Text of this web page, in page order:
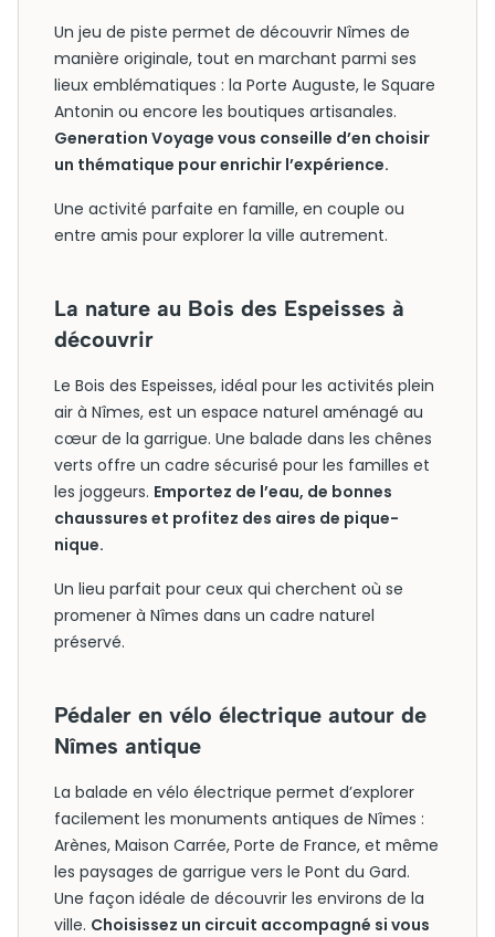
Un jeu de piste permet de découvrir Nîmes de
manière originale, tout en marchant parmi ses
lieux emblématiques : la Porte Auguste, le Square
Antonin ou encore les boutiques artisanales.
Generation Voyage vous conseille d’en choisir
un thématique pour enrichir l’expérience.
Une activité parfaite en famille, en couple ou
entre amis pour explorer la ville autrement.
La nature au Bois des Espeisses à
découvrir
Le Bois des Espeisses, idéal pour les activités plein
air à Nîmes, est un espace naturel aménagé au
cœur de la garrigue. Une balade dans les chênes
verts offre un cadre sécurisé pour les familles et
les joggeurs. Emportez de l’eau, de bonnes
chaussures et profitez des aires de pique-
nique.
Un lieu parfait pour ceux qui cherchent où se
promener à Nîmes dans un cadre naturel
préservé.
Pédaler en vélo électrique autour de
Nîmes antique
La balade en vélo électrique permet d’explorer
facilement les monuments antiques de Nîmes :
Arènes, Maison Carrée, Porte de France, et même
les paysages de garrigue vers le Pont du Gard.
Une façon idéale de découvrir les environs de la
ville. Choisissez un circuit accompagné si vous